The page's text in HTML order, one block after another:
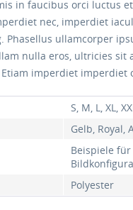
in faucibus orci luctus
nec, imperdiet
Phasellus ullamcorper
nulla eros, ultricies sit
imperdiet imperdiet
S, M, L, XL,
Gelb, Royal,
Beispiele
Polyester